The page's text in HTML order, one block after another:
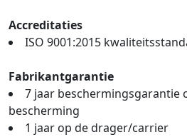
Accreditaties
ISO 9001:2015
Fabrikantgarantie
7 jaar beschermingsgarantie
bescherming
1 jaar op de drager/carrier